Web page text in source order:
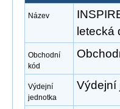
Název
letecká
Obchodní
kód
Výdejní
jednotka
Výdejní